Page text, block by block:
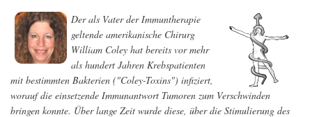
Der als Vater der Immuntherapie
geltende amerikanische Chirurg
William Coley hat bereits vor mehr
als hundert Jahren Krebspatienten
mit bestimmten Bakterien ("Coley-Toxins") infiziert,
worauf die einsetzende Immunantwort Tumoren zum Verschwinden
bringen konnte. Über lange Zeit wurde diese, über die Stimulierung des